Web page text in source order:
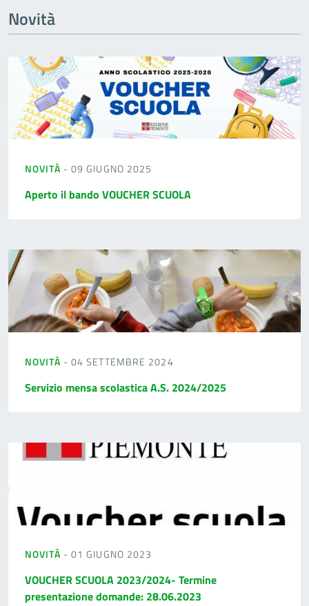
Novità
NOVITÀ - 09 GIUGNO 2025
Aperto il bando VOUCHER SCUOLA
NOVITÀ - 04 SETTEMBRE 2024
Servizio mensa scolastica A.S. 2024/2025
NOVITÀ - 01 GIUGNO 2023
VOUCHER SCUOLA 2023/2024- Termine
presentazione domande: 28.06.2023